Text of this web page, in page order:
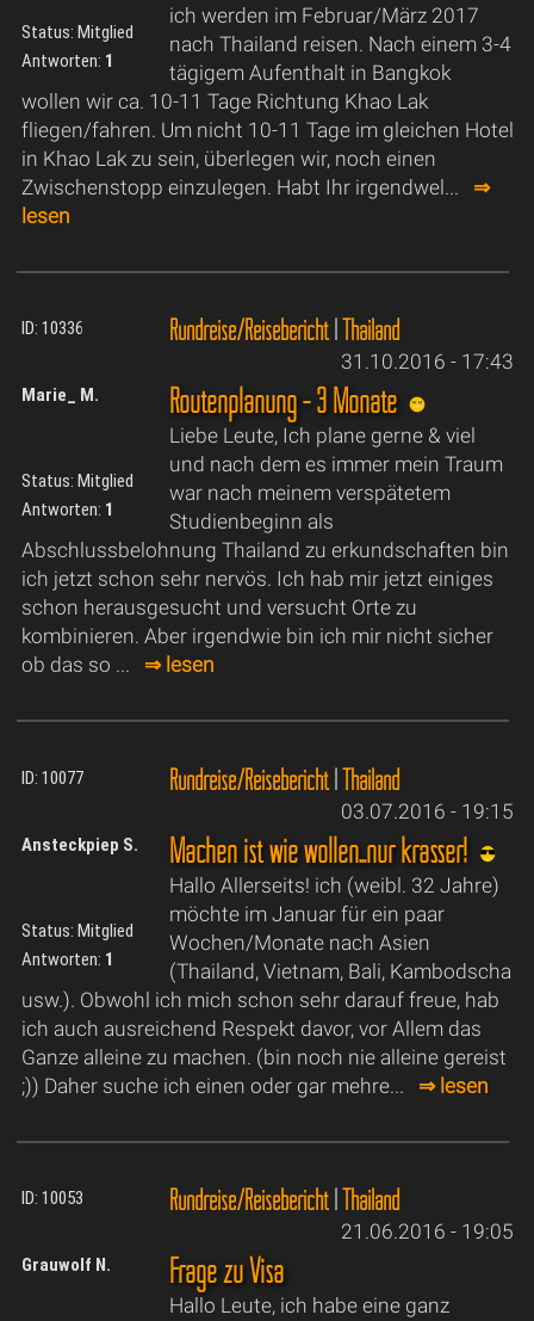
Status: Mitglied
Antworten: 1
ich werden im Februar/März 2017
nach Thailand reisen. Nach einem 3-4
tägigem Aufenthalt in Bangkok
wollen wir ca. 10-11 Tage Richtung Khao Lak
fliegen/fahren. Um nicht 10-11 Tage im gleichen Hotel
in Khao Lak zu sein, überlegen wir, noch einen
Zwischenstopp einzulegen. Habt Ihr irgendwel... ⇒
lesen
ID: 10336 Rundreise/Reisebericht|Thailand
31.10.2016 - 17:43
Marie_ M.
Status: Mitglied
Antworten: 1
Routenplanung - 3 Monate
Liebe Leute, Ich plane gerne & viel
und nach dem es immer mein Traum
war nach meinem verspätetem
Studienbeginn als
Abschlussbelohnung Thailand zu erkundschaften bin
ich jetzt schon sehr nervös. Ich hab mir jetzt einiges
schon herausgesucht und versucht Orte zu
kombinieren. Aber irgendwie bin ich mir nicht sicher
ob das so ... ⇒ lesen
ID: 10077 Rundreise/Reisebericht|Thailand
03.07.2016 - 19:15
Ansteckpiep S.
Status: Mitglied
Antworten: 1
Machen ist wie wollen...nur krasser!
Hallo Allerseits! ich (weibl. 32 Jahre)
möchte im Januar für ein paar
Wochen/Monate nach Asien
(Thailand, Vietnam, Bali, Kambodscha
usw.). Obwohl ich mich schon sehr darauf freue, hab
ich auch ausreichend Respekt davor, vor Allem das
Ganze alleine zu machen. (bin noch nie alleine gereist
;)) Daher suche ich einen oder gar mehre... ⇒ lesen
ID: 10053 Rundreise/Reisebericht|Thailand
21.06.2016 - 19:05
Grauwolf N. Frage zu Visa
Hallo Leute, ich habe eine ganz